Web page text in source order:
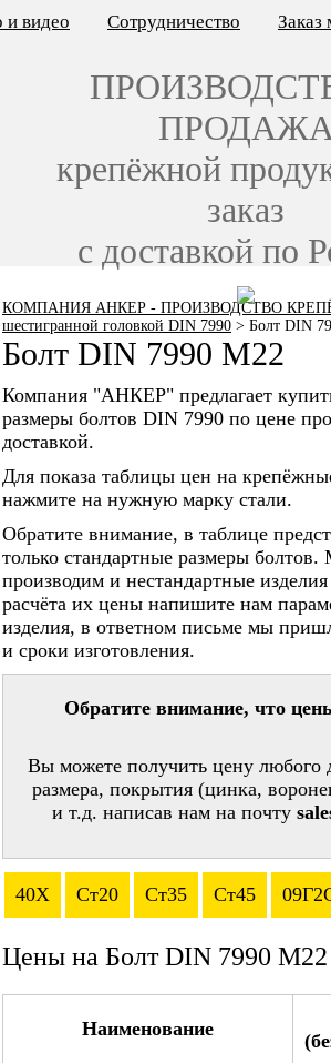
КОМПАНИЯ АНКЕР - ПРОИЗВОДСТВО
шестигранной головкой DIN 7990 > Болт DIN
Болт DIN 7990 M22
Компания "АНКЕР" предлагает
размеры болтов DIN 7990 по цене
доставкой.
Для показа таблицы цен на
нажмите на нужную марку стали.
Обратите внимание, в таблице
только стандартные размеры
производим и нестандартные
расчёта их цены напишите нам
изделия, в ответном письме мы
и сроки изготовления.
Обратите внимание, что
Вы можете получить цену любого
размера, покрытия (цинка,
и т.д. написав нам на почту
40Х Ст20 Ст35 Ст45
Цены на Болт DIN 7990
Наименование
и видео Сотрудничество Заказ
ПРОДАЖА
крепёжной
заказ
с доставкой по